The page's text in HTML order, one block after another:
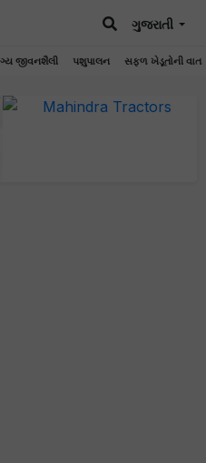
જીવનશૈલી પશુપાલન સફળ ખેડૂતોની વાત
ગુજરાતી